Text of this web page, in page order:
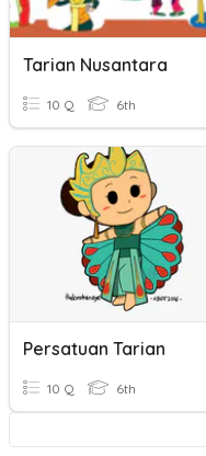
Tarian Nusantara
10 Q 6th
Persatuan Tarian
10 Q 6th